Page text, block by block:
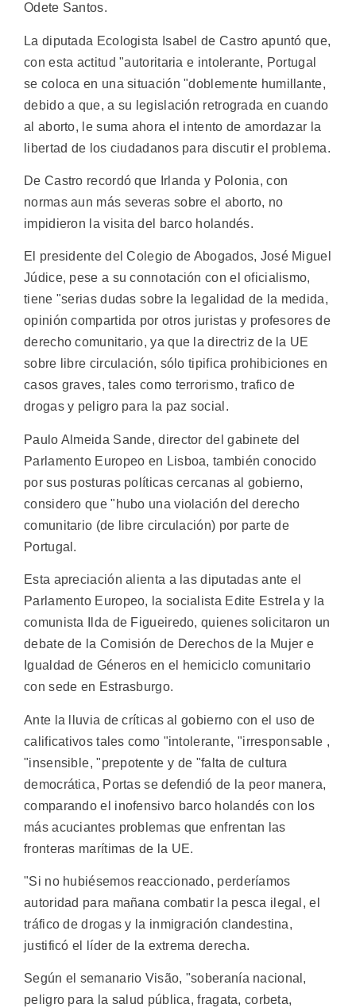
Odete Santos.
La diputada Ecologista Isabel de Castro apuntó que,
con esta actitud "autoritaria e intolerante, Portugal
se coloca en una situación "doblemente humillante,
debido a que, a su legislación retrograda en cuando
al aborto, le suma ahora el intento de amordazar la
libertad de los ciudadanos para discutir el problema.
De Castro recordó que Irlanda y Polonia, con
normas aun más severas sobre el aborto, no
impidieron la visita del barco holandés.
El presidente del Colegio de Abogados, José Miguel
Júdice, pese a su connotación con el oficialismo,
tiene "serias dudas sobre la legalidad de la medida,
opinión compartida por otros juristas y profesores de
derecho comunitario, ya que la directriz de la UE
sobre libre circulación, sólo tipifica prohibiciones en
casos graves, tales como terrorismo, trafico de
drogas y peligro para la paz social.
Paulo Almeida Sande, director del gabinete del
Parlamento Europeo en Lisboa, también conocido
por sus posturas políticas cercanas al gobierno,
considero que "hubo una violación del derecho
comunitario (de libre circulación) por parte de
Portugal.
Esta apreciación alienta a las diputadas ante el
Parlamento Europeo, la socialista Edite Estrela y la
comunista Ilda de Figueiredo, quienes solicitaron un
debate de la Comisión de Derechos de la Mujer e
Igualdad de Géneros en el hemiciclo comunitario
con sede en Estrasburgo.
Ante la lluvia de críticas al gobierno con el uso de
calificativos tales como "intolerante, "irresponsable ,
"insensible, "prepotente y de "falta de cultura
democrática, Portas se defendió de la peor manera,
comparando el inofensivo barco holandés con los
más acuciantes problemas que enfrentan las
fronteras marítimas de la UE.
"Si no hubiésemos reaccionado, perderíamos
autoridad para mañana combatir la pesca ilegal, el
tráfico de drogas y la inmigración clandestina,
justificó el líder de la extrema derecha.
Según el semanario Visão, "soberanía nacional,
peligro para la salud pública, fragata, corbeta,